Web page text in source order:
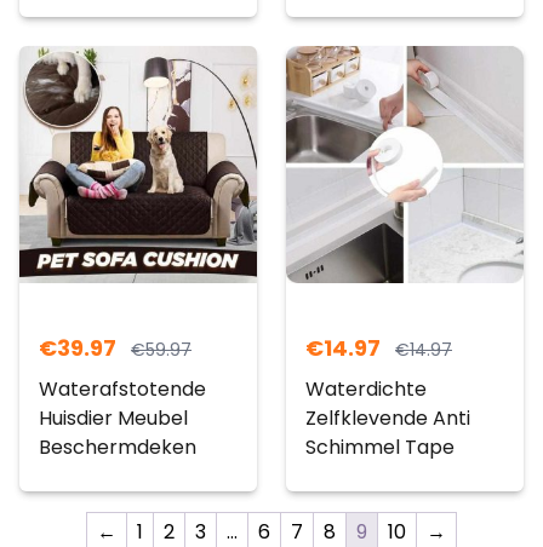
€39.97 €59.97
Waterafstotende
Huisdier Meubel
Beschermdeken
€14.97 €14.97
Waterdichte
Zelfklevende Anti
Schimmel Tape
← 1 2 3 … 6 7 8 9 10 →